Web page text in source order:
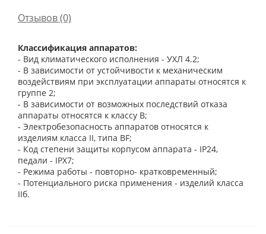
Отзывов (0)
Классификация аппаратов:
- Вид климатического исполнения - УХЛ 4.2;
- В зависимости от устойчивости к механическим
воздействиям при эксплуатации аппараты относятся к
группе 2;
- В зависимости от возможных последствий отказа
аппараты относятся к классу В;
- Электробезопасность аппаратов относятся к
изделиям класса II, типа ВF;
- Код степени защиты корпусом аппарата - IР24,
педали - IРХ7;
- Режима работы - повторно- кратковременный;
- Потенциального риска применения - изделий класса
IIб.